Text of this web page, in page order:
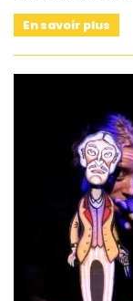
En savoir plus